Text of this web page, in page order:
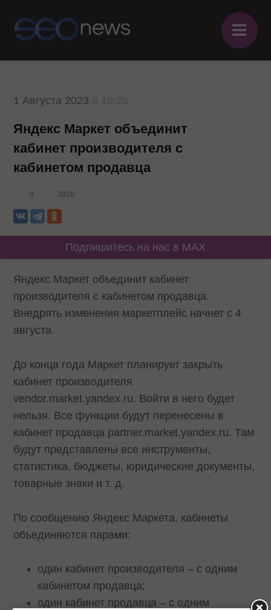
≡
1 Августа 2023
Яндекс Маркет объединит
кабинет производителя с
кабинетом продавца
0 3926
Подпишитесь на нас в MAX
Яндекс Маркет объединит кабинет
производителя с кабинетом продавца.
Внедрять изменения маркетплейс начнет с 4
августа.
До конца года Маркет планирует закрыть
кабинет производителя
vendor.market.yandex.ru. Войти в него будет
нельзя. Все функции будут перенесены в
кабинет продавца partner.market.yandex.ru. Там
будут представлены все инструменты,
статистика, бюджеты, юридические документы,
товарные знаки и т. д.
По сообщению Яндекс Маркета, кабинеты
объединяются парами:
один кабинет производителя – с одним
кабинетом продавца;
один кабинет продавца – с одним